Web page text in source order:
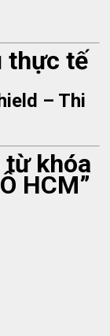
thực tế
– Thi
từ khóa
HCM”